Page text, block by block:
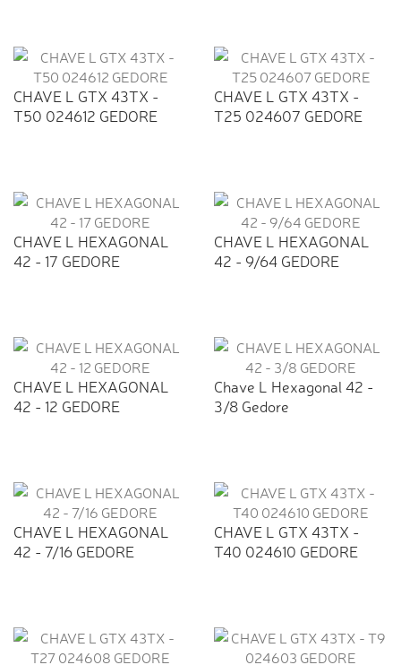
CHAVE L GTX 43TX -
T50 024612 GEDORE
CHAVE L GTX 43TX -
T25 024607 GEDORE
CHAVE L HEXAGONAL
42 - 17 GEDORE
CHAVE L HEXAGONAL
42 - 9/64 GEDORE
CHAVE L HEXAGONAL
42 - 12 GEDORE
Chave L Hexagonal 42 -
3/8 Gedore
CHAVE L HEXAGONAL
42 - 7/16 GEDORE
CHAVE L GTX 43TX -
T40 024610 GEDORE